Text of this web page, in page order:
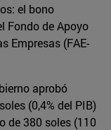
el bono
Fondo de Apoyo
Empresas (FAE-
aprobó
(0,4% del PIB)
de 380 soles (110